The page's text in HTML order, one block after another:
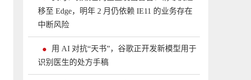
移至 Edge，明年 2 月仍依赖 IE11 的业务存在
中断风险
用 AI 对抗“天书”，谷歌正开发新模型用于
识别医生的处方手稿